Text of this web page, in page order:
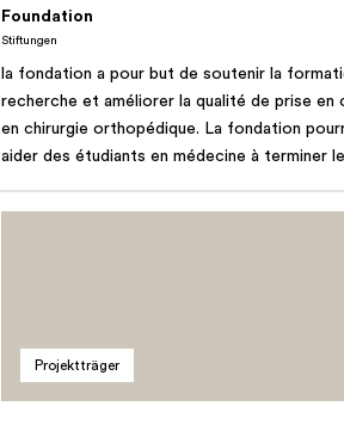
Foundation
Stiftungen
la fondation a pour but de soutenir la
recherche et améliorer la qualité de prise en
en chirurgie orthopédique. La fondation
aider des étudiants en médecine à terminer
connaissances en chirurgie orthopédique et
locomoteur (médecins qui pourront venir
formations approfondies dans les différentes
spécialités de la chirurgie orthopédique et
Projektträger